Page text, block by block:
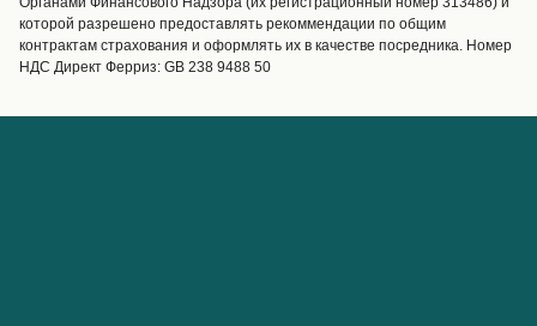
Special Offers
Предлагает
Паромные билеты
которой разрешено предоставлять рекоммендации по общим
контрактам страхования и оформлять их в качестве посредника. Номер
НДС Директ Ферриз: GB 238 9488 50